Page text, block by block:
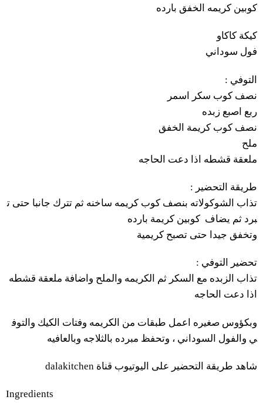
كوبين كريمه الخفق بارده
كيكة كاكاو
فول سوداني
التوفي :
نصف كوب سكر
اسمر
ربع اصبع زبده
نصف كوب كريمة الخفق
ملح
ملعقة قشطه اذا دعت الحاجه
طريقة التحضير :
تذاب الشوكولاته بنصف كوب كريمه ساخنه ثم تترك جانبا حتى ت
برد ثم يضاف كوبين كريمة بارده
وتخفق جيدا حتى تصبح كريمية
تحضير التوفي :
تذاب الزبده مع السكر ثم الكريمه والملح واضافة ملعقة قشطه
اذا دعت الحاجه
وبكؤوس صغيره اعمل طبقات من الكريمه وفتات الكيك والتوف
ي والفول السوداني ، وتحفظ مبرده بالثلاجه وبالعافيه
شاهد طريقة التحضير على اليوتيوب قناة
Ingredients